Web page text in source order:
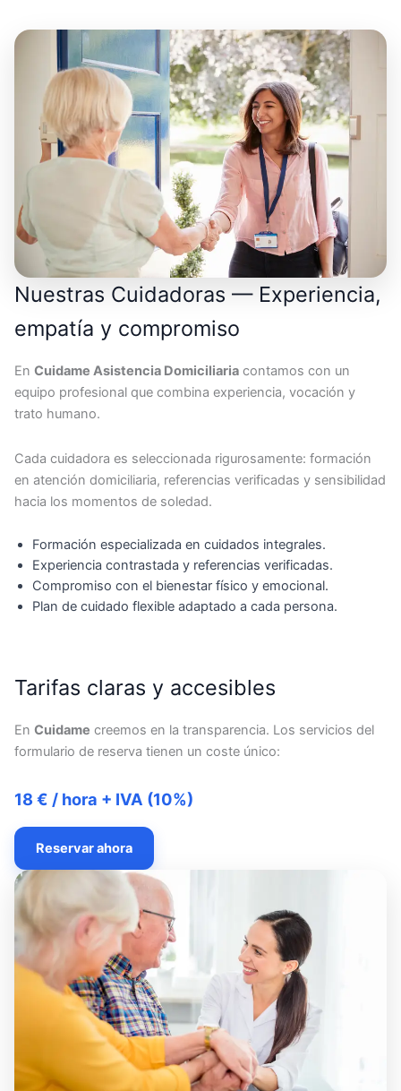
Nuestras Cuidadoras — Experiencia,
empatía y compromiso
En Cuidame Asistencia Domiciliaria contamos con un
equipo profesional que combina experiencia, vocación y
trato humano.
Cada cuidadora es seleccionada rigurosamente: formación
en atención domiciliaria, referencias verificadas y sensibilidad
hacia los momentos de soledad.
Formación especializada en cuidados integrales.
Experiencia contrastada y referencias verificadas.
Compromiso con el bienestar físico y emocional.
Plan de cuidado flexible adaptado a cada persona.
Tarifas claras y accesibles
En Cuidame creemos en la transparencia. Los servicios del
formulario de reserva tienen un coste único:
18 € / hora + IVA (10%)
Reservar ahora